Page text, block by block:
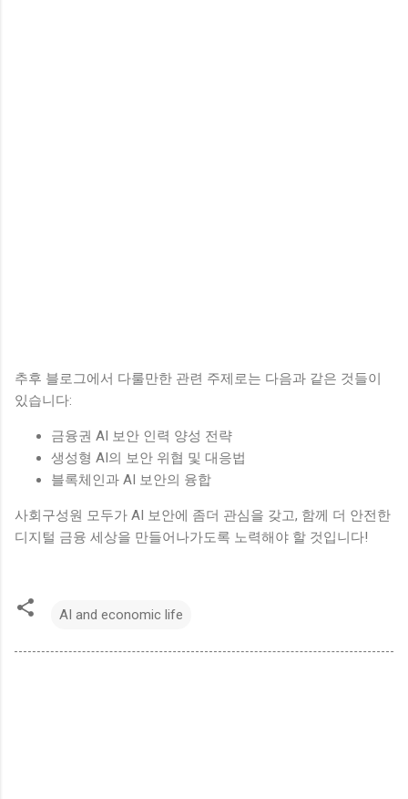
추후 블로그에서 다룰만한 관련 주제로는 다음과 같은 것들이
있습니다:
금융권 AI 보안 인력 양성 전략
생성형 AI의 보안 위협 및 대응법
블록체인과 AI 보안의 융합
사회구성원 모두가 AI 보안에 좀더 관심을 갖고, 함께 더 안전한
디지털 금융 세상을 만들어나가도록 노력해야 할 것입니다!
AI and economic life